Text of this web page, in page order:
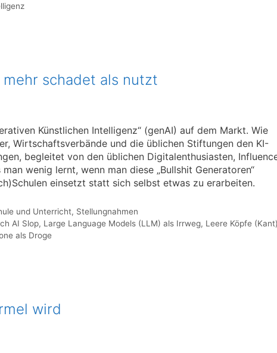
schadet als nutzt
Künstlichen Intelligenz“ (genAI) auf dem Markt. Wie
Wirtschaftsverbände und die üblichen Stiftungen den KI-
begleitet von den üblichen Digitalenthusiasten,
wenig lernt, wenn man diese „Bullshit Generatoren“
einsetzt statt sich selbst etwas zu erarbeiten.
und Unterricht, Stellungnahmen
AI Slop, Large Language Models (LLM) als Irrweg, Leere Köpfe
als Droge
wird